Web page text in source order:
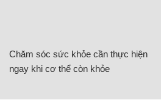
Chăm sóc sức khỏe cần thực hiện
ngay khi cơ thể còn khỏe